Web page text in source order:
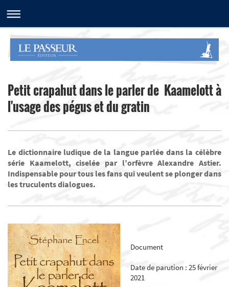
Petit crapahut dans le parler de Kaamelott à
l'usage des pégus et du gratin
Le dictionnaire ludique de la langue parlée dans la célèbre
série Kaamelott, ciselée par l’orfèvre Alexandre Astier.
Indispensable pour tous les fans qui veulent se plonger dans
les truculents dialogues.
Document
Date de parution : 25 février
2021